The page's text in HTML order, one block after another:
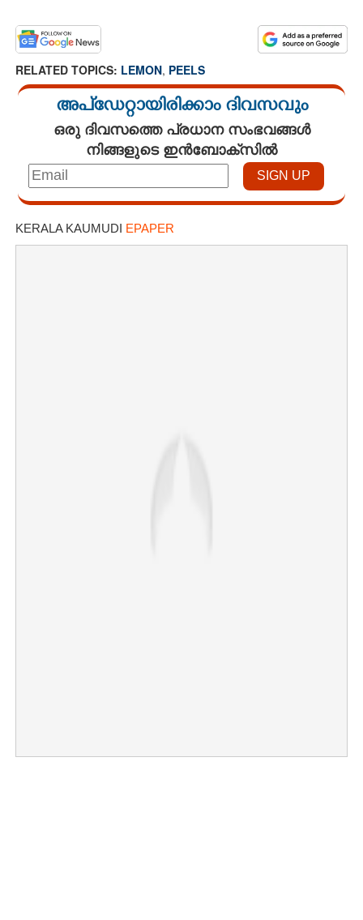
RELATED TOPICS: LEMON, PEELS
അപ്ഡേറ്റായിരിക്കാം ദിവസവും
ഒരു ദിവസത്തെ പ്രധാന സംഭവങ്ങൾ
നിങ്ങളുടെ ഇൻബോക്സിൽ
KERALA KAUMUDI EPAPER